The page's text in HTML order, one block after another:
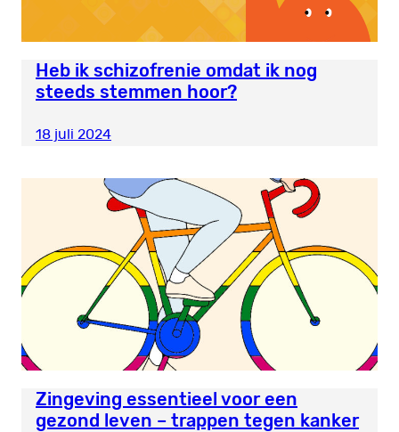
Heb ik schizofrenie omdat ik nog
steeds stemmen hoor?
18 juli 2024
Zingeving essentieel voor een
gezond leven – trappen tegen kanker